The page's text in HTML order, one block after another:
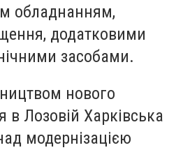
обладнанням,
додатковими
засобами.
нового
в Лозовій Харківська
модернізацією